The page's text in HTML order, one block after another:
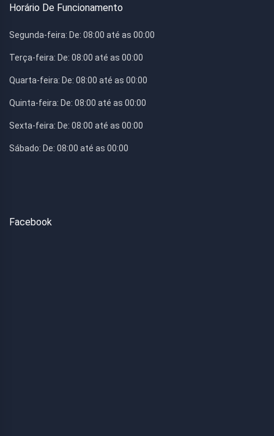
Horário De Funcionamento
Segunda-feira: De: 08:00 até as 00:00
Terça-feira: De: 08:00 até as 00:00
Quarta-feira: De: 08:00 até as 00:00
Quinta-feira: De: 08:00 até as 00:00
Sexta-feira: De: 08:00 até as 00:00
Sábado: De: 08:00 até as 00:00
Facebook